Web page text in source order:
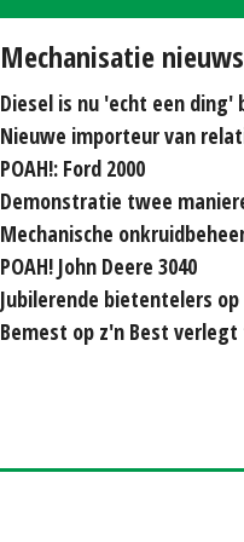
Mechanisatie nieuws
POAH!: Ford 2000
POAH! John Deere 3040